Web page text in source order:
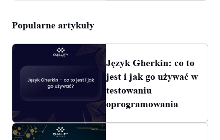
Popularne artykuły
Język Gherkin: co to
jest i jak go używać w
testowaniu
oprogramowania